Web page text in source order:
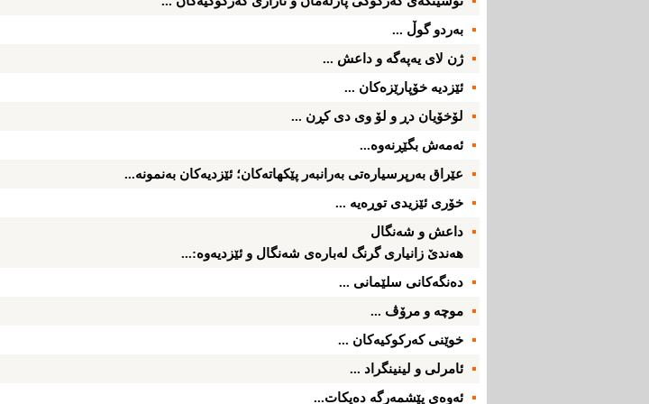
به‌ردو گوڵ ...
ژن لای‌ یه‌په‌گه‌ و داعش ...
ئێزدیه‌ خۆپارێزه‌كان ...
لۆخۆیان دڕ و لۆ وی‌ دی‌ كڕن ...
ئه‌مه‌ش بگێڕنه‌وه‌...
عێراق به‌رپرسیاره‌تی‌ به‌رانبه‌ر پێكهاته‌كان؛ ئێزدیه‌كان به‌نمونه‌...
خۆری‌ ئێزیدی‌ توڕه‌یه‌ ...
داعش و شه‌نگال
هه‌ندێ‌ زانیاری‌ گرنگ له‌باره‌ی‌ شه‌نگال و ئێزدیه‌وه‌:...
ده‌نگه‌كانی‌ سلێمانی‌ ...
موچه‌ و مرۆڤ ...
خوێنی‌ كه‌ركوكیه‌كان ...
ئامرلی‌ و لینینگراد ...
ئه‌وه‌ی‌ پێشمه‌رگه‌ ده‌یكات...